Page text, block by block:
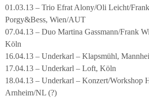
01.03.13 – Trio Efrat Alony/Oli Leicht/
Porgy&Bess, Wien/AUT
07.04.13 – Duo Martina Gassmann/Frank
Köln
16.04.13 – Underkarl – Klapsmühl,
17.04.13 – Underkarl – Loft, Köln
18.04.13 – Underkarl – Konzert/Workshop
Arnheim/NL (?)